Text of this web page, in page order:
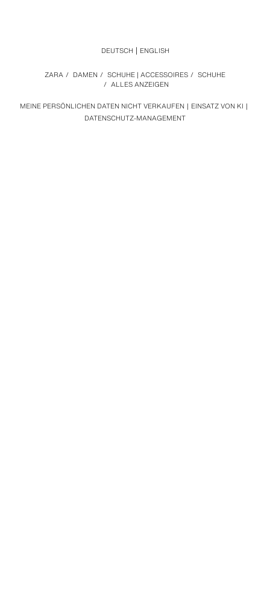
MEINE PERSÖNLICHEN DATEN NICHT VERKAUFEN
EINSATZ VON KI
DATENSCHUTZ-MANAGEMENT
ZARA / DAMEN / SCHUHE | ACCESSOIRES / SCHUHE
/ ALLES ANZEIGEN
DEUTSCH ENGLISH